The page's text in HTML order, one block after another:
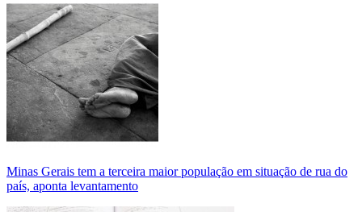
Minas Gerais tem a terceira maior população em situação de rua do
país, aponta levantamento